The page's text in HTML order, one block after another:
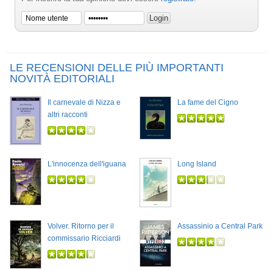
LE RECENSIONI DELLE PIÙ IMPORTANTI
NOVITÀ EDITORIALI
Il carnevale di Nizza e
altri racconti
La fame del Cigno
L'innocenza dell'iguana Long Island
Volver. Ritorno per il
commissario Ricciardi
Assassinio a Central Park